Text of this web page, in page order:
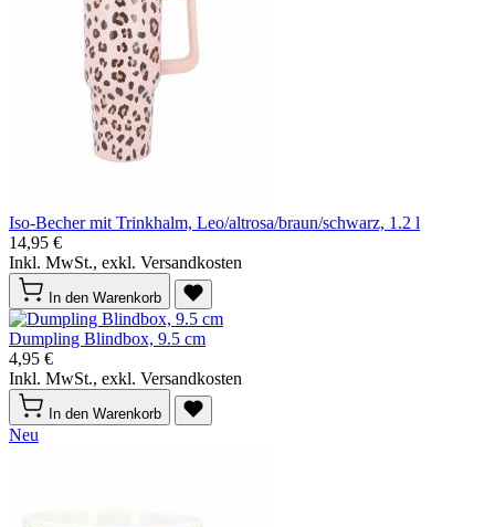
Iso-Becher mit Trinkhalm, Leo/altrosa/braun/schwarz, 1.2 l
14,95 €
Inkl. MwSt., exkl. Versandkosten
In den Warenkorb
Dumpling Blindbox, 9.5 cm
4,95 €
Inkl. MwSt., exkl. Versandkosten
In den Warenkorb
Neu